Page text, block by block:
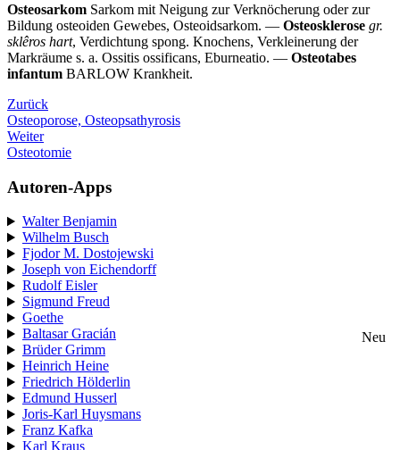
Osteosarkom Sarkom mit Neigung zur Verknöcherung oder zur
Bildung osteoiden Gewebes, Osteoidsarkom. — Osteosklerose gr.
sklêros hart, Verdichtung spong. Knochens, Verkleinerung der
Markräume s. a. Ossitis ossificans, Eburneatio. — Osteotabes
infantum BARLOW Krankheit.
Zurück
Osteoporose, Osteopsathyrosis
Weiter
Osteotomie
Autoren-Apps
Walter Benjamin
Wilhelm Busch
Fjodor M. Dostojewski
Joseph von Eichendorff
Rudolf Eisler
Sigmund Freud
Goethe
Baltasar Gracián
Neu
Brüder Grimm
Heinrich Heine
Friedrich Hölderlin
Edmund Husserl
Joris-Karl Huysmans
Franz Kafka
Karl Kraus